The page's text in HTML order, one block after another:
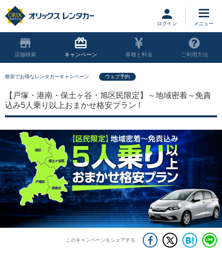
ログイン
店舗 キャンペーン 車種と料金 ご利用方法
格安でお得なレンタカーキャンペーン ウェブ予約
【戸塚・港南・保土ヶ谷・旭区民限定】～地域密着～免責
込み5人乗り以上おまかせ格安プラン !
このキャンペーンをシェアする